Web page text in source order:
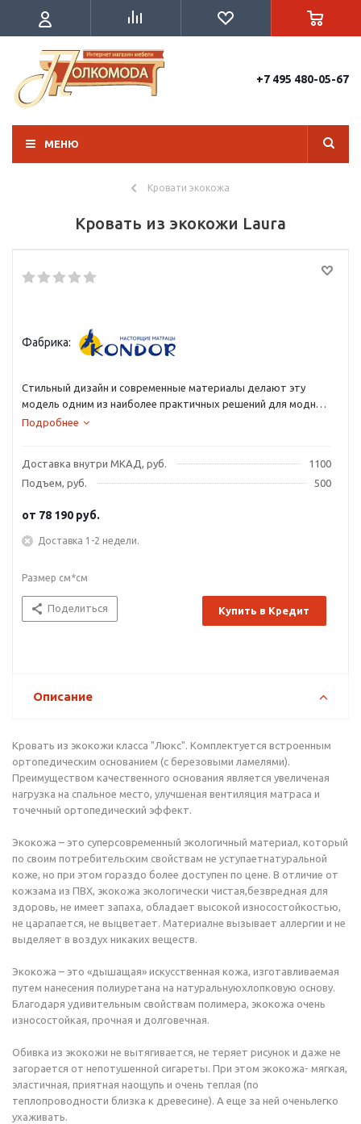
+7 495 480-05-67
МЕНЮ
Кровати экокожа
Кровать из экокожи Laura
Фабрика:
Стильный дизайн и современные материалы делают эту
модель одним из наиболее практичных решений для модной
и комфортной обстановки в спальне. Приглушенный оттенок
утонченном вкусе ее владельца.
Подробнее
Доставка внутри МКАД, руб.
1100
Подъем, руб.
500
от 78 190 руб.
Доставка 1-2 недели.
Размер см*см
Поделиться Купить в Кредит
Описание
Кровать из экокожи класса "Люкс". Комплектуется встроенным
ортопедическим основанием (с березовыми ламелями).
Преимуществом качественного основания является увеличеная
нагрузка на спальное место, улучшеная вентиляция матраса и
точечный ортопедический эффект.
Экокожа – это суперсовременный экологичный материал, который
по своим потребительским свойствам не уступаетнатуральной
коже, но при этом гораздо более доступен по цене. В отличие от
кожзама из ПВХ, экокожа экологически чистая,безвредная для
здоровь, не имеет запаха, обладает высокой износостойкостью,
не царапается, не выцветает. Материалне вызывает аллергии и не
выделяет в воздух никаких веществ.
Экокожа – это «дышащая» искусственная кожа, изготавливаемая
путем нанесения полиуретана на натуральнуюхлопковую основу.
Благодаря удивительным свойствам полимера, экокожа очень
износостойкая, прочная и долговечная.
Обивка из экокожи не вытягивается, не теряет рисунок и даже не
загорается от непотушенной сигареты. При этом экокожа- мягкая,
эластичная, приятная наощупь и очень теплая (по
теплопроводности близка к древесине). А еще за ней оченьлегко
ухаживать.